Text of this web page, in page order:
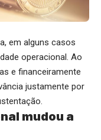
em alguns casos
operacional. Ao
e financeiramente
justamente por
mudou a